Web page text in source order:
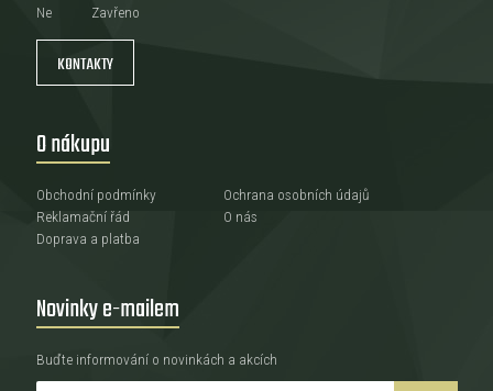
Ne
Zavřeno
KONTAKTY
O nákupu
Obchodní podmínky
Reklamační řád
Doprava a platba
Ochrana osobních údajů
O nás
Novinky e-mailem
Buďte informování o novinkách a akcích